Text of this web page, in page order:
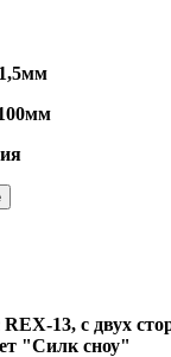
REX-13, с двух
"Силк сноу"